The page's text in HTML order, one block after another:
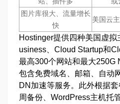
图片库很大、流量增长
快
美国云
Hostinger提供四种美国虚
usiness、Cloud Startup和
最高300个网站和最大250G
包含免费域名、邮箱、自动
DN加速等服务。此外根据
周备份、WordPress主机托